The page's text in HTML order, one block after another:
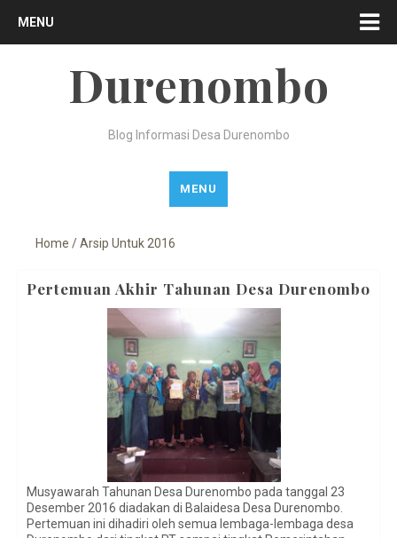
MENU
Durenombo
Blog Informasi Desa Durenombo
MENU
Home /Arsip Untuk 2016
Pertemuan Akhir Tahunan Desa Durenombo
Musyawarah Tahunan Desa Durenombo pada tanggal 23
Desember 2016 diadakan di Balaidesa Desa Durenombo.
Pertemuan ini dihadiri oleh semua lembaga-lembaga desa